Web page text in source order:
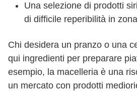
Una selezione di prodotti
di difficile reperibilità in
Chi desidera un pranzo o una
qui ingredienti per preparare
esempio, la macelleria è una
un mercato con prodotti